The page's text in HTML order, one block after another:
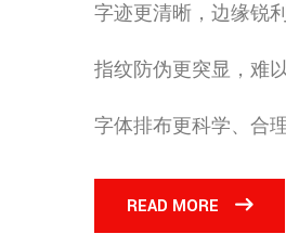
字迹更清晰，边缘锐
指纹防伪更突显，难
字体排布更科学、合
READ MORE